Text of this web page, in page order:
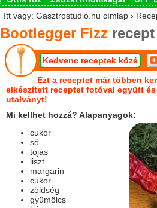
Itt vagy: Gasztrostudio.hu címlap ›
Bootlegger Fizzrecept
Kedvenc receptek közé
Ezt a receptet már többen
elkészített receptet fotóval együtt
utalványt!
Mi kellhet hozzá? Alapanyagok:
cukor
só
tojás
liszt
margarin
cukor
zöldség
gyümölcs